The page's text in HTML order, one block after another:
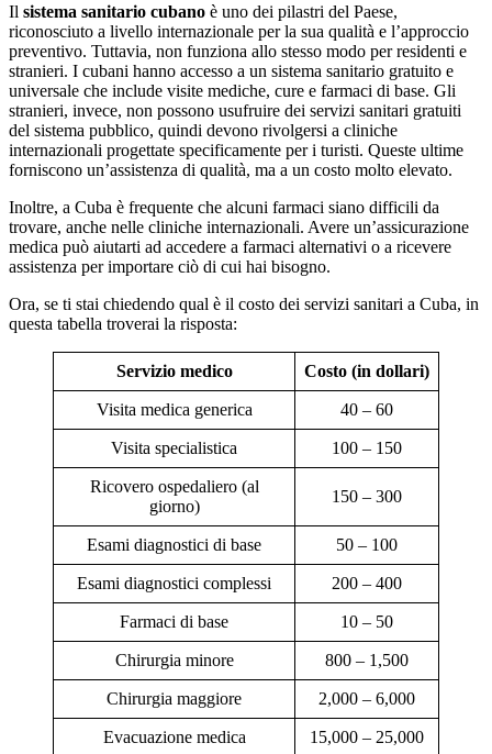
Il sistema sanitario cubano è uno dei pilastri del Paese,
riconosciuto a livello internazionale per la sua qualità e l’approccio
preventivo. Tuttavia, non funziona allo stesso modo per residenti e
stranieri. I cubani hanno accesso a un sistema sanitario gratuito e
universale che include visite mediche, cure e farmaci di base. Gli
stranieri, invece, non possono usufruire dei servizi sanitari gratuiti
del sistema pubblico, quindi devono rivolgersi a cliniche
internazionali progettate specificamente per i turisti. Queste ultime
forniscono un’assistenza di qualità, ma a un costo molto elevato.
Inoltre, a Cuba è frequente che alcuni farmaci siano difficili da
trovare, anche nelle cliniche internazionali. Avere un’assicurazione
medica può aiutarti ad accedere a farmaci alternativi o a ricevere
assistenza per importare ciò di cui hai bisogno.
Ora, se ti stai chiedendo qual è il costo dei servizi sanitari a Cuba, in
questa tabella troverai la risposta:
Servizio medico Costo (in dollari)
Visita medica generica 40 – 60
Visita specialistica 100 – 150
Ricovero ospedaliero (al
giorno)
150 – 300
Esami diagnostici di base 50 – 100
Esami diagnostici complessi 200 – 400
Farmaci di base 10 – 50
Chirurgia minore 800 – 1,500
Chirurgia maggiore 2,000 – 6,000
Evacuazione medica
15,000 – 25,000